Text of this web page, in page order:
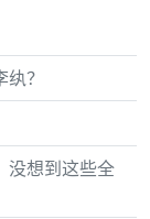
？
没想到这些全